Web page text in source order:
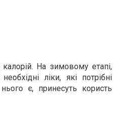
На зимовому етапі,
ліки, які потрібні
є, принесуть користь